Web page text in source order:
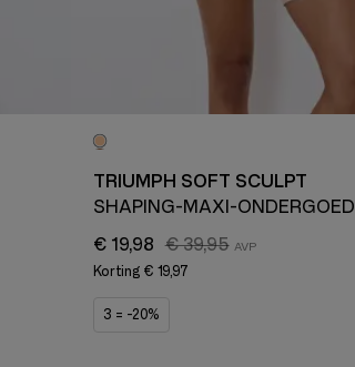
TRIUMPH SOFT SCULPT
SHAPING-MAXI-ONDERGOED
€ 19,98
€ 39,95
Korting € 19,97
3 = -20%